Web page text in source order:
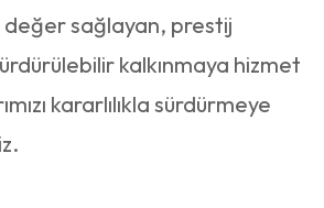
sağlayan, prestij
kalkınmaya hizmet
kararlılıkla sürdürmeye